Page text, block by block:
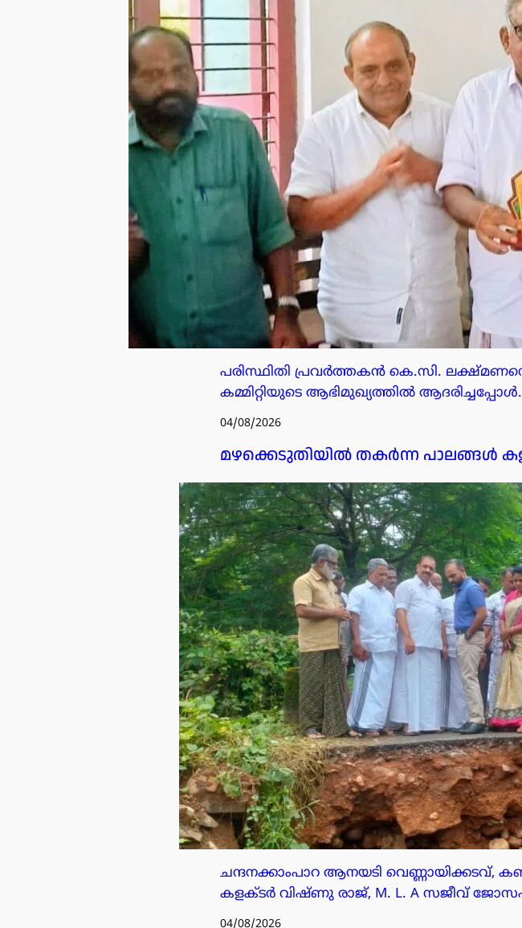
പരിസ്ഥിതി പ്രവർത്തകൻ കെ.സി.
കമ്മിറ്റിയുടെ ആഭിമുഖ്യത്തിൽ ആദരിച്ചപ്പോൾ.
04/08/2026
മഴക്കെടുതിയിൽ തകർന്ന പാലങ്ങൾ
ചന്ദനക്കാംപാറ ആനയടി വെണ്ണായിക്കടവ്,
കളക്ടർ വിഷ്ണു രാജ്, M. L. A സജീവ്
04/08/2026